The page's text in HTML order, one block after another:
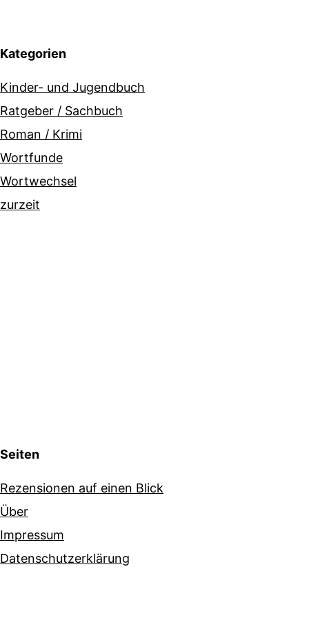
Kategorien
Kinder- und Jugendbuch
Ratgeber / Sachbuch
Roman / Krimi
Wortfunde
Wortwechsel
zurzeit
Seiten
Rezensionen auf einen Blick
Über
Impressum
Datenschutzerklärung